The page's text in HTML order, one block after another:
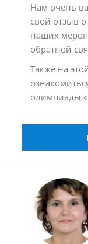
Нам очень
свой отзыв
наших
обратной
Также на
олимпиады